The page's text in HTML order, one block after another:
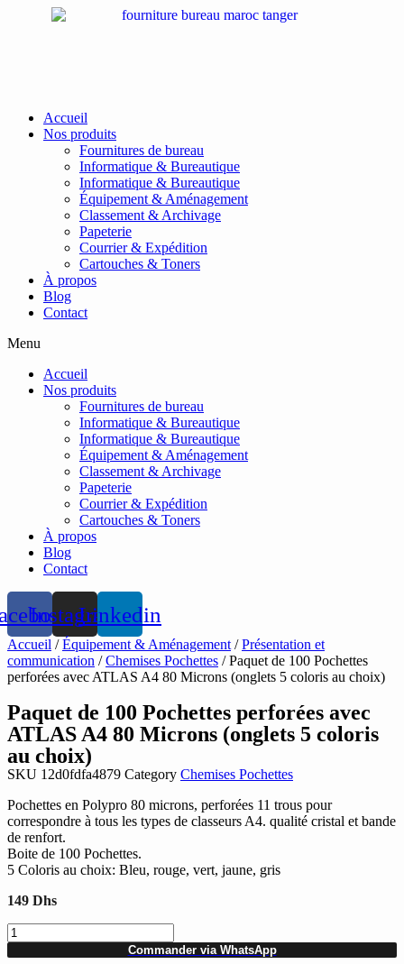
Accueil
Nos produits
Fournitures de bureau
Informatique & Bureautique
Informatique & Bureautique
Équipement & Aménagement
Classement & Archivage
Papeterie
Courrier & Expédition
Cartouches & Toners
À propos
Blog
Contact
Menu
Accueil
Nos produits
Fournitures de bureau
Informatique & Bureautique
Informatique & Bureautique
Équipement & Aménagement
Classement & Archivage
Papeterie
Courrier & Expédition
Cartouches & Toners
À propos
Blog
Contact
InstagramLinkedin
Accueil /Équipement & Aménagement /Présentation et
communication /Chemises Pochettes / Paquet de 100 Pochettes
perforées avec ATLAS A4 80 Microns (onglets 5 coloris au choix)
Paquet de 100 Pochettes perforées avec
ATLAS A4 80 Microns (onglets 5 coloris
au choix)
SKU 12d0fdfa4879 Category Chemises Pochettes
Pochettes en Polypro 80 microns, perforées 11 trous pour
correspondre à tous les types de classeurs A4. qualité cristal et bande
de renfort.
Boite de 100 Pochettes.
5 Coloris au choix: Bleu, rouge, vert, jaune, gris
149 Dhs
quantité
de
Commander via WhatsApp